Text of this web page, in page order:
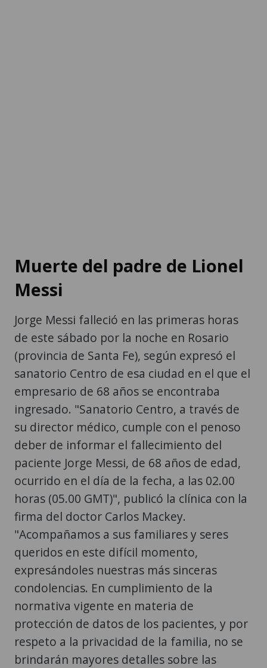
Muerte del padre de Lionel
Messi
Jorge Messi falleció en las primeras horas
de este sábado por la noche en Rosario
(provincia de Santa Fe), según expresó el
sanatorio Centro de esa ciudad en el que el
empresario de 68 años se encontraba
ingresado. "Sanatorio Centro, a través de
su director médico, cumple con el penoso
deber de informar el fallecimiento del
paciente Jorge Messi, de 68 años de edad,
ocurrido en el día de la fecha, a las 02.00
horas (05.00 GMT)", publicó la clínica con la
firma del doctor Carlos Mackey.
"Acompañamos a sus familiares y seres
queridos en este difícil momento,
expresándoles nuestras más sinceras
condolencias. En cumplimiento de la
normativa vigente en materia de
protección de datos de los pacientes, y por
respeto a la privacidad de la familia, no se
brindarán mayores detalles sobre las